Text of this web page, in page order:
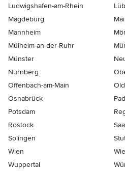
Ludwigshafen-am-Rhein
Magdeburg
Mannheim
Mülheim-an-der-Ruhr
Münster
Nürnberg
Offenbach-am-Main
Osnabrück
Potsdam
Rostock
Solingen
Wien
Wuppertal